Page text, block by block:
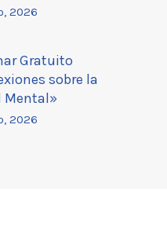
2026
Gratuito
sobre la
Mental»
2026